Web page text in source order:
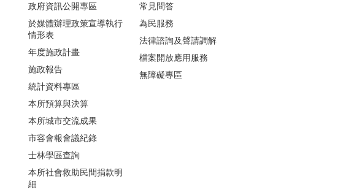
政府資訊公開專區
於媒體辦理政策宣導執行
情形表
年度施政計畫
施政報告
統計資料專區
本所預算與決算
本所城市交流成果
市容會報會議紀錄
士林學區查詢
本所社會救助民間捐款明
細
常見問答
為民服務
法律諮詢及聲請調解
檔案開放應用服務
無障礙專區